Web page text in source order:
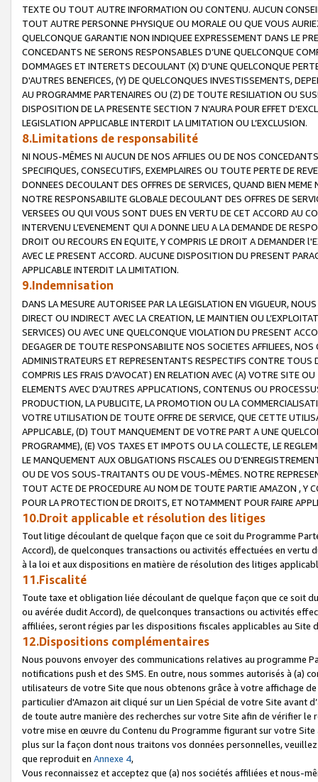
TEXTE OU TOUT AUTRE INFORMATION OU CONTENU. AUCUN
TOUT AUTRE PERSONNE PHYSIQUE OU MORALE OU QUE VOUS
QUELCONQUE GARANTIE NON INDIQUEE EXPRESSEMENT DANS LE
CONCEDANTS NE SERONS RESPONSABLES D’UNE QUELCONQUE
DOMMAGES ET INTERETS DECOULANT (X) D'UNE QUELCONQUE
D'AUTRES BENEFICES, (Y) DE QUELCONQUES INVESTISSEMENTS,
AU PROGRAMME PARTENAIRES OU (Z) DE TOUTE RESILIATION OU
DISPOSITION DE LA PRESENTE SECTION 7 N'AURA POUR EFFET
LEGISLATION APPLICABLE INTERDIT LA LIMITATION OU L’EXCLUSION.
8.Limitations de responsabilité
NI NOUS-MÊMES NI AUCUN DE NOS AFFILIES OU DE NOS
SPECIFIQUES, CONSECUTIFS, EXEMPLAIRES OU TOUTE PERTE DE
DONNEES DECOULANT DES OFFRES DE SERVICES, QUAND BIEN
NOTRE RESPONSABILITE GLOBALE DECOULANT DES OFFRES DE
VERSEES OU QUI VOUS SONT DUES EN VERTU DE CET ACCORD AU
INTERVENU L’EVENEMENT QUI A DONNE LIEU A LA DEMANDE DE
DROIT OU RECOURS EN EQUITE, Y COMPRIS LE DROIT A DEMANDER
AVEC LE PRESENT ACCORD. AUCUNE DISPOSITION DU PRESENT
APPLICABLE INTERDIT LA LIMITATION.
9.Indemnisation
DANS LA MESURE AUTORISEE PAR LA LEGISLATION EN VIGUEUR,
DIRECT OU INDIRECT AVEC LA CREATION, LE MAINTIEN OU
SERVICES) OU AVEC UNE QUELCONQUE VIOLATION DU PRESENT
DEGAGER DE TOUTE RESPONSABILITE NOS SOCIETES AFFILIEES,
ADMINISTRATEURS ET REPRESENTANTS RESPECTIFS CONTRE
COMPRIS LES FRAIS D’AVOCAT) EN RELATION AVEC (A) VOTRE SITE
ELEMENTS AVEC D’AUTRES APPLICATIONS, CONTENUS OU
PRODUCTION, LA PUBLICITE, LA PROMOTION OU LA
VOTRE UTILISATION DE TOUTE OFFRE DE SERVICE, QUE CETTE
APPLICABLE, (D) TOUT MANQUEMENT DE VOTRE PART A UNE
PROGRAMME), (E) VOS TAXES ET IMPOTS OU LA COLLECTE, LE
LE MANQUEMENT AUX OBLIGATIONS FISCALES OU
OU DE VOS SOUS-TRAITANTS OU DE VOUS-MÊMES. NOTRE
TOUT ACTE DE PROCEDURE AU NOM DE TOUTE PARTIE AMAZON , Y
POUR LA PROTECTION DE DROITS, ET NOTAMMENT POUR FAIRE
10.Droit applicable et résolution des litiges
Tout litige découlant de quelque façon que ce soit du Programme
Accord), de quelconques transactions ou activités effectuées en vertu
à la loi et aux dispositions en matière de résolution des litiges
11.Fiscalité
Toute taxe et obligation liée découlant de quelque façon que ce soit
ou avérée dudit Accord), de quelconques transactions ou activités
affiliées, seront régies par les dispositions fiscales applicables au Site
12.Dispositions complémentaires
Nous pouvons envoyer des communications relatives au programme
notifications push et des SMS. En outre, nous sommes autorisés à
utilisateurs de votre Site que nous obtenons grâce à votre affichage
particulier d'Amazon ait cliqué sur un Lien Spécial de votre Site avant
de toute autre manière des recherches sur votre Site afin de vérifier
votre mise en œuvre du Contenu du Programme figurant sur votre
plus sur la façon dont nous traitons vos données personnelles,
que reproduit en Annexe 4,
Vous reconnaissez et acceptez que (a) nos sociétés affiliées et nous-